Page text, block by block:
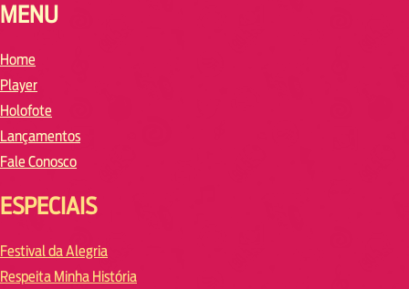
MENU
Home
Player
Holofote
Lançamentos
Fale Conosco
ESPECIAIS
Festival da Alegria
Respeita Minha História